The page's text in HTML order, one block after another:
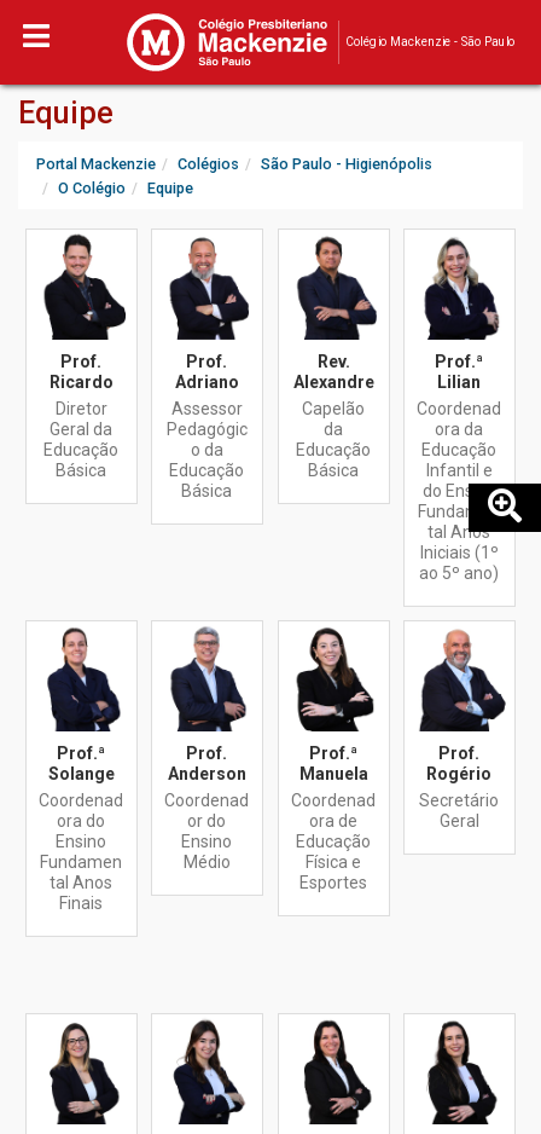
Colégio Mackenzie - São Paulo
Equipe
Portal Mackenzie Colégios
São Paulo - Higienópolis
O Colégio
Equipe
Prof.
Ricardo
Diretor
Geral da
Educação
Básica
Prof.
Adriano
Assessor
Pedagógic
o da
Educação
Básica
Rev.
Alexandre
Capelão
da
Educação
Básica
Prof.ª
Lilian
Coordenad
ora da
Educação
Infantil e
do Ensino
Fundamen
tal Anos
Iniciais (1º
ao 5º ano)
Prof.ª
Solange
Coordenad
ora do
Ensino
Fundamen
tal Anos
Finais
Prof.
Anderson
Coordenad
or do
Ensino
Médio
Prof.ª
Manuela
Coordenad
ora de
Educação
Física e
Esportes
Prof.
Rogério
Secretário
Geral